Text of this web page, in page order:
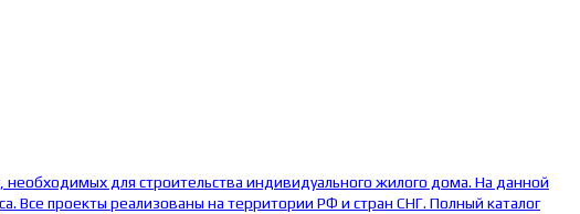
необходимых для строительства индивидуального жилого дома. На данной
Все проекты реализованы на территории РФ и стран СНГ. Полный каталог